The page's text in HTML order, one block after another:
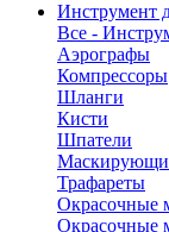
Инструмент
Все -
Аэрографы
Компрессоры
Шланги
Кисти
Шпатели
Трафареты
Окрасочные
Окрасочные